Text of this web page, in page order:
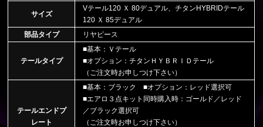
サイズ
Vテール120 Ｘ 80デュアル、チタンHYBRIDテール
120 Ｘ 85デュアル
部品タイプ
リヤピース
テールタイプ
■基本：Ｖテール
■オプション：チタンＨＹＢＲＩＤテール
（ご注文時お申しつけ下さい）
テールエンドプ
レート
■基本：ブラック ■オプション：レッド選択可
■エアロ３点キット同時購入時：ゴールド／レッド
／ブラック選択可
（ご注文時お申しつけ下さい）